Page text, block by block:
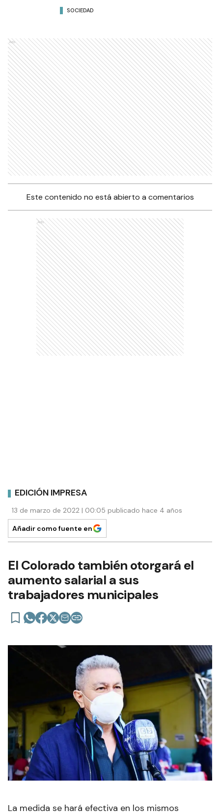
SOCIEDAD
Ads
Este contenido no está abierto a comentarios
Ads
EDICIÓN IMPRESA
13 de marzo de 2022 | 00:05 publicado hace 4 años
Añadir como fuente en
El Colorado también otorgará el
aumento salarial a sus
trabajadores municipales
La medida se hará efectiva en los mismos